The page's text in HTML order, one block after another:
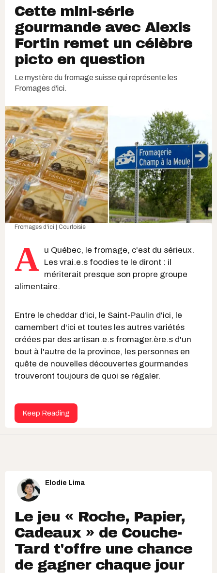
Cette mini-série
gourmande avec Alexis
Fortin remet un célèbre
picto en question
Le mystère du fromage suisse qui représente les
Fromages d'ici.
Fromages d'ici | Courtoisie
A
u Québec, le fromage, c'est du sérieux.
Les vrai.e.s foodies te le diront : il
mériterait presque son propre groupe
alimentaire.
Entre le cheddar d'ici, le Saint-Paulin d'ici, le
camembert d'ici et toutes les autres variétés
créées par des artisan.e.s fromager.ère.s d'un
bout à l'autre de la province, les personnes en
quête de nouvelles découvertes gourmandes
trouveront toujours de quoi se régaler.
Keep Reading
Elodie Lima
Le jeu « Roche, Papier,
Cadeaux » de Couche-
Tard t'offre une chance
de gagner chaque jour